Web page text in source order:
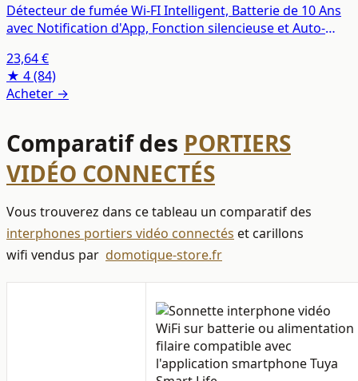
Détecteur de fumée Wi-FI Intelligent, Batterie de 10 Ans
avec Notification d'App, Fonction silencieuse et Auto-
l'App Tuya/Smart Life)-1 pièces
23,64 €
★ 4(84)
Acheter →
Comparatif des PORTIERS
VIDÉO CONNECTÉS
Vous trouverez dans ce tableau un comparatif des
interphones portiers vidéo connectés et carillons
wifi vendus par domotique-store.fr